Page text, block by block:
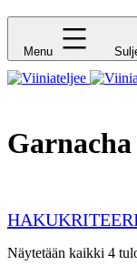
Menu
Garnacha
Näytetään kaikki 4